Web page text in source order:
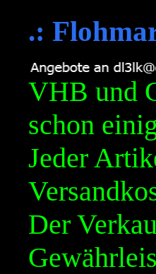
.:
VHB und
schon
Jeder
Der